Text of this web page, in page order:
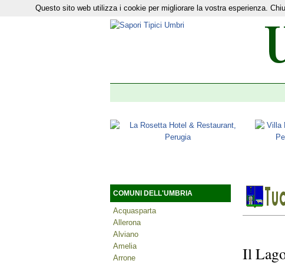
Il nostro network:
Il
COMUNI DELL'UMBRIA
Acquasparta
Allerona
Alviano
Amelia
Arrone
Questo sito web utilizza i cookie per migliorare la vostra esperienza.